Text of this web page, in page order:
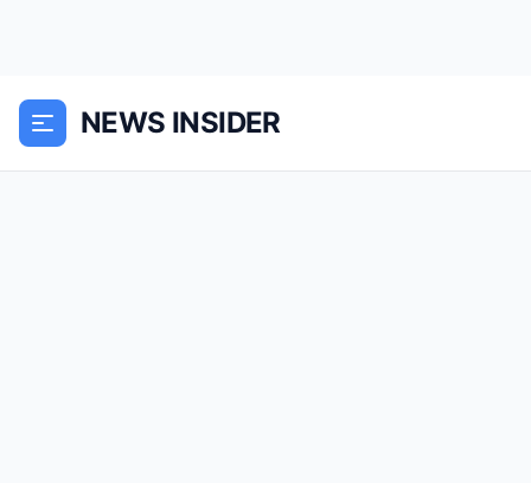
NEWS INSIDER